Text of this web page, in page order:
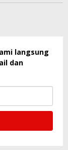
langsung
dan